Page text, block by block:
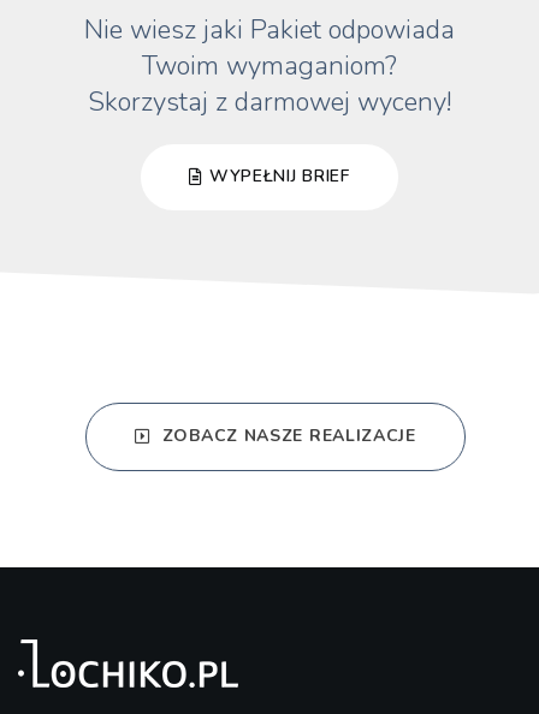
Nie wiesz jaki Pakiet odpowiada
Twoim wymaganiom?
Skorzystaj z darmowej wyceny!
WYPEŁNIJ BRIEF
ZOBACZ NASZE REALIZACJE